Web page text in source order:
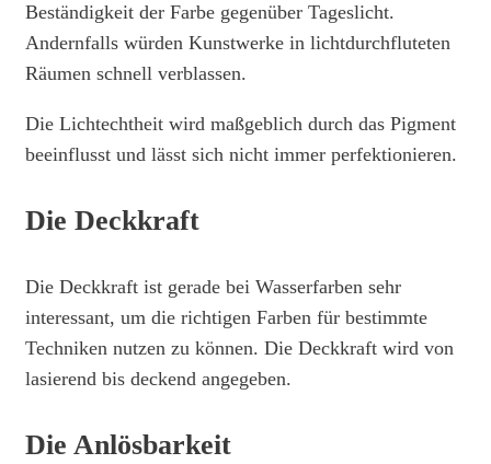
Beständigkeit der Farbe gegenüber Tageslicht.
Andernfalls würden Kunstwerke in lichtdurchfluteten
Räumen schnell verblassen.
Die Lichtechtheit wird maßgeblich durch das Pigment
beeinflusst und lässt sich nicht immer perfektionieren.
Die Deckkraft
Die Deckkraft ist gerade bei Wasserfarben sehr
interessant, um die richtigen Farben für bestimmte
Techniken nutzen zu können. Die Deckkraft wird von
lasierend bis deckend angegeben.
Die Anlösbarkeit